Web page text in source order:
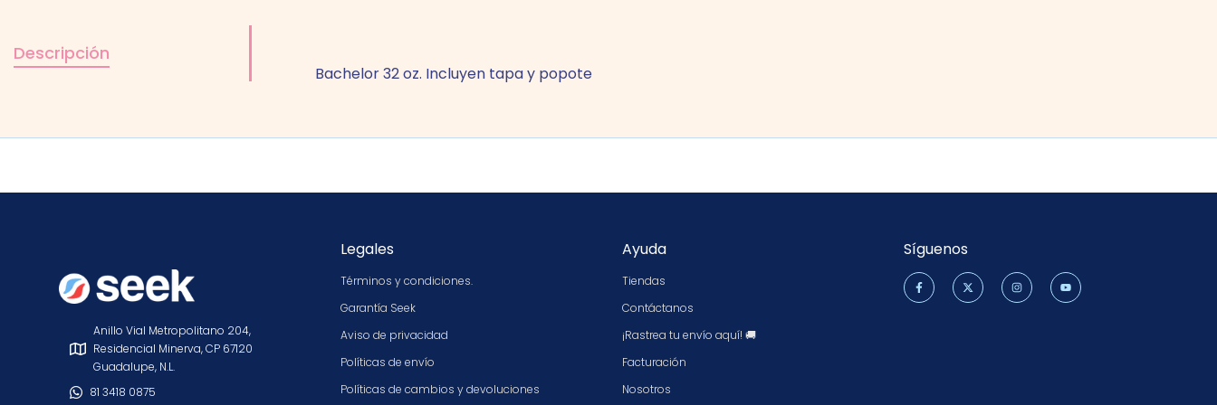
Descripción
Bachelor 32 oz. Incluyen tapa y popote
Anillo Vial Metropolitano 204,
Residencial Minerva, CP 67120
Guadalupe, N.L.
81 3418 0875
Legales
Términos y condiciones.
Garantía Seek
Aviso de privacidad
Políticas de envío
Políticas de cambios y devoluciones
Ayuda
Tiendas
Contáctanos
¡Rastrea tu envío aquí! 🚚
Facturación
Nosotros
Síguenos